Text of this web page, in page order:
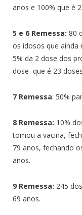
anos e 100% que é
5 e 6 Remessa: 80
os idosos que ainda
5% da 2 dose dos
dose que é 23
7 Remessa: 50%
8 Remessa: 10%
tomou a vacina,
79 anos, fechando
anos.
9 Remessa: 245
69 anos.